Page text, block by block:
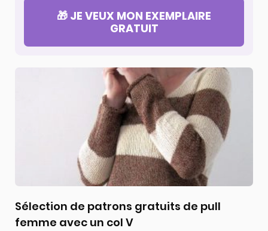
🎁 JE VEUX MON EXEMPLAIRE
GRATUIT
Sélection de patrons gratuits de pull
femme avec un col V